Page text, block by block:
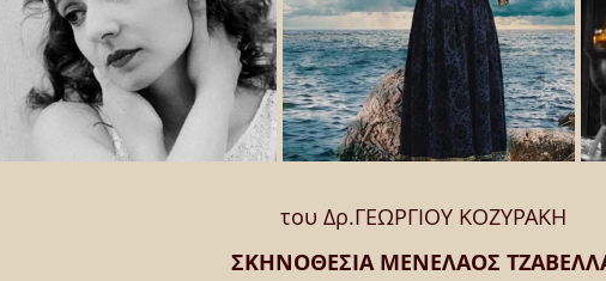
του Δρ.ΓΕΩΡΓΙΟΥ ΚΟΖΥΡΑΚΗ
ΣΚΗΝΟΘΕΣΙΑ ΜΕΝΕΛΑΟΣ